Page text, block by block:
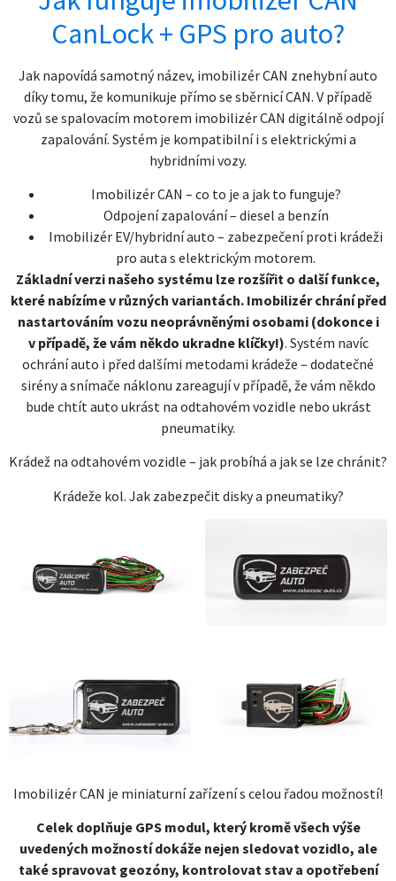
CanLock + GPS pro auto?
Jak napovídá samotný název, imobilizér CAN znehybní auto
díky tomu, že komunikuje přímo se sběrnicí CAN. V případě
vozů se spalovacím motorem imobilizér CAN digitálně odpojí
zapalování. Systém je kompatibilní i s elektrickými a
hybridními vozy.
Imobilizér CAN – co to je a jak to funguje?
Odpojení zapalování – diesel a benzín
Imobilizér EV/hybridní auto – zabezpečení proti krádeži
pro auta s elektrickým motorem.
Základní verzi našeho systému lze rozšířit o další funkce,
které nabízíme v různých variantách. Imobilizér chrání před
nastartováním vozu neoprávněnými osobami (dokonce i
v případě, že vám někdo ukradne klíčky!). Systém navíc
ochrání auto i před dalšími metodami krádeže – dodatečné
sirény a snímače náklonu zareagují v případě, že vám někdo
bude chtít auto ukrást na odtahovém vozidle nebo ukrást
pneumatiky.
Krádež na odtahovém vozidle – jak probíhá a jak se lze chránit?
Krádeže kol. Jak zabezpečit disky a pneumatiky?
Imobilizér CAN je miniaturní zařízení s celou řadou možností!
Celek doplňuje GPS modul, který kromě všech výše
uvedených možností dokáže nejen sledovat vozidlo, ale
také spravovat geozóny, kontrolovat stav a opotřebení